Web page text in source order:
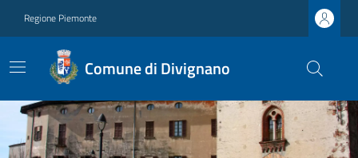
Regione Piemonte
Comune di Divignano